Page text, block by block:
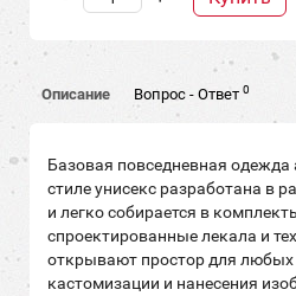
Описание Вопрос - Ответ 0
Базовая повседневная одежда
стиле унисекс разработана в
и легко собирается в
спроектированные лекала и
открывают простор для любых
кастомизации и нанесения